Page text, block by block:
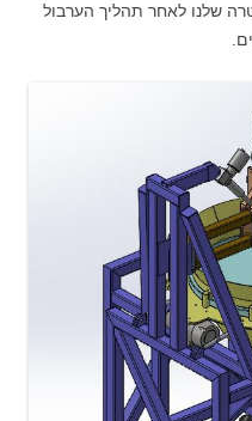
שלנו לאחר תהליך הערבול